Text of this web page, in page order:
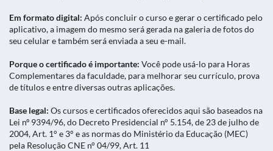
Em formato digital: Após concluir o curso e gerar o certificado pelo
aplicativo, a imagem do mesmo será gerada na galeria de fotos do
seu celular e também será enviada a seu e-mail.
Porque o certificado é importante: Você pode usá-lo para Horas
Complementares da faculdade, para melhorar seu currículo, prova
de títulos e entre diversas outras aplicações.
Base legal: Os cursos e certificados oferecidos aqui são baseados na
Lei nº 9394/96, do Decreto Presidencial n° 5.154, de 23 de julho de
2004, Art. 1° e 3° e as normas do Ministério da Educação (MEC)
pela Resolução CNE n° 04/99, Art. 11